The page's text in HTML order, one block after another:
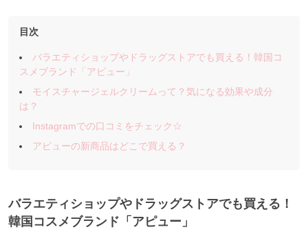
目次
バラエティショップやドラッグストアでも買える！韓国コ
スメブランド「アピュー」
モイスチャージェルクリームって？気になる効果や成分
は？
Instagramでの口コミをチェック☆
アピューの新商品はどこで買える？
バラエティショップやドラッグストアでも買える！
韓国コスメブランド「アピュー」